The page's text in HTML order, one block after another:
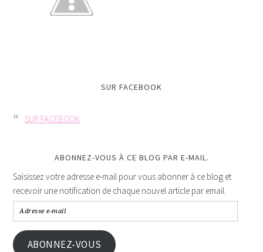
SUR FACEBOOK
SUR FACEBOOK
ABONNEZ-VOUS À CE BLOG PAR E-MAIL.
Saisissez votre adresse e-mail pour vous abonner à ce blog et
recevoir une notification de chaque nouvel article par email.
ABONNEZ-VOUS